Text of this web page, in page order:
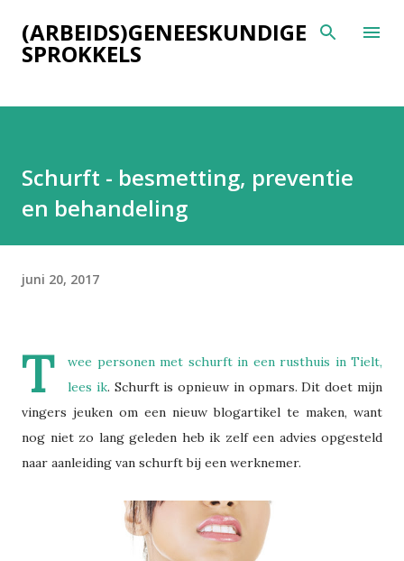
Doorgaan naar hoofdcontent
(ARBEIDS)GENEESKUNDIGE
SPROKKELS
Schurft - besmetting, preventie
en behandeling
juni 20, 2017
T
wee personen met schurft in een rusthuis in Tielt,
lees ik. Schurft is opnieuw in opmars. Dit doet mijn
vingers jeuken om een nieuw blogartikel te maken, want
nog niet zo lang geleden heb ik zelf een advies opgesteld
naar aanleiding van schurft bij een werknemer.